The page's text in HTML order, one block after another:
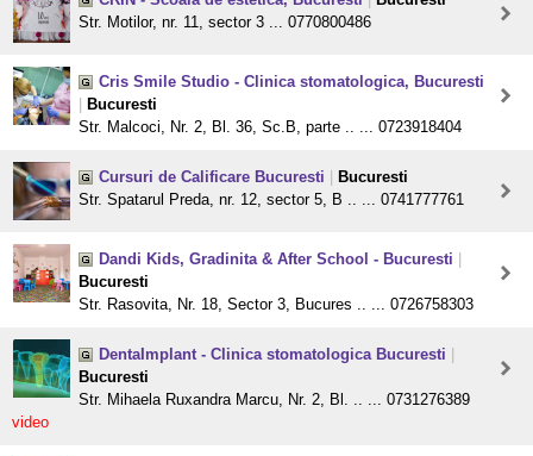
Str. Motilor, nr. 11, sector 3 ... 0770800486
Cris Smile Studio - Clinica stomatologica, Bucuresti
Bucuresti
Str. Malcoci, Nr. 2, Bl. 36, Sc.B, parte .. ... 0723918404
Cursuri de Calificare Bucuresti
Bucuresti
Str. Spatarul Preda, nr. 12, sector 5, B .. ... 0741777761
Dandi Kids, Gradinita & After School - Bucuresti
Bucuresti
Str. Rasovita, Nr. 18, Sector 3, Bucures .. ... 0726758303
DentaImplant - Clinica stomatologica Bucuresti
Bucuresti
Str. Mihaela Ruxandra Marcu, Nr. 2, Bl. .. ... 0731276389
video